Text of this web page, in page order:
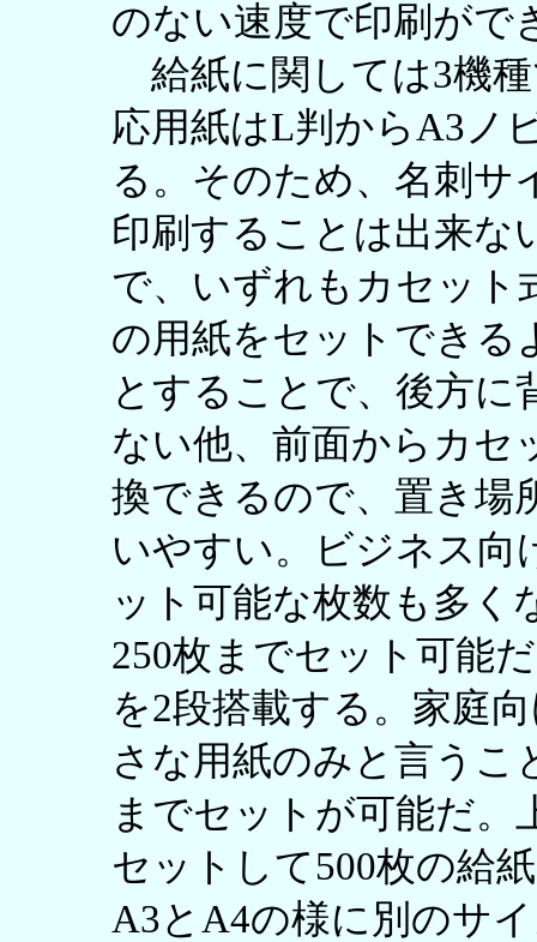
のない速度で印刷がで
給紙に関しては3機
応用紙はL判からA3ノ
る。そのため、名刺サ
印刷することは出来な
で、いずれもカセット
の用紙をセットできる
とすることで、後方に
ない他、前面からカセ
換できるので、置き場
いやすい。ビジネス向
ット可能な枚数も多く
250枚までセット可能
を2段搭載する。家庭
さな用紙のみと言うこ
までセットが可能だ。
セットして500枚の給
A3とA4の様に別のサ